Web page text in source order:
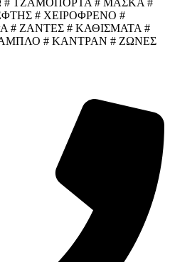
ΤΖΑΜΟΠΟΡΤΑ # ΜΑΣΚΑ #
# ΧΕΙΡΟΦΡΕΝΟ #
# ΖΑΝΤΕΣ # ΚΑΘΙΣΜΑΤΑ #
# ΚΑΝΤΡΑΝ # ΖΩΝΕΣ